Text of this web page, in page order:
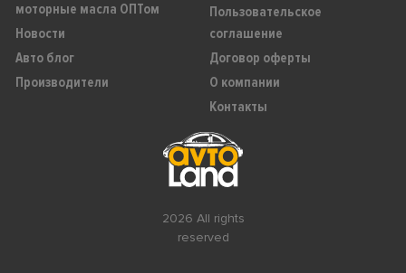
2026 All rights
reserved
моторные масла ОПТом
Новости
Авто блог
Производители
Пользовательское
соглашение
Договор оферты
О компании
Контакты